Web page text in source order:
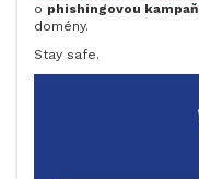
o phishingovou kampaň
domény.
Stay safe.